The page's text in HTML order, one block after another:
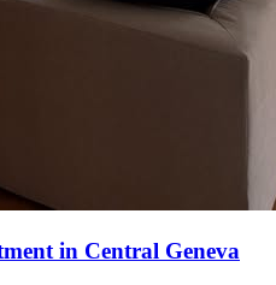
in Central Geneva